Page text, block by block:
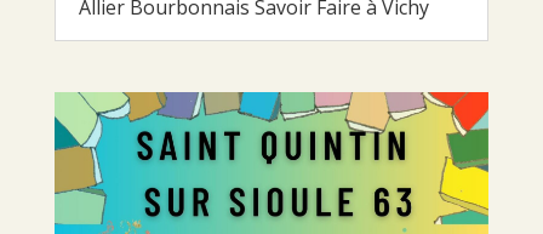
Allier Bourbonnais Savoir Faire à Vichy